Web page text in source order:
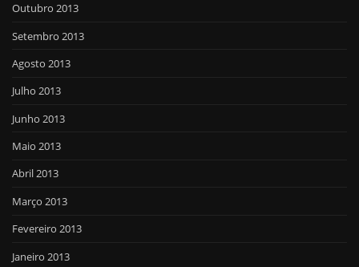
Outubro 2013
Setembro 2013
Agosto 2013
Julho 2013
Junho 2013
Maio 2013
Abril 2013
Março 2013
Fevereiro 2013
Janeiro 2013